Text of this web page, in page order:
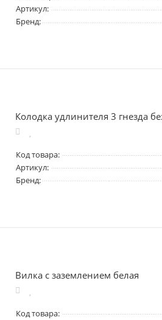
Артикул:
Бренд:
Колодка удлинителя 3 гнезда
Код товара:
Артикул:
Бренд:
Вилка с заземлением белая
Код товара: